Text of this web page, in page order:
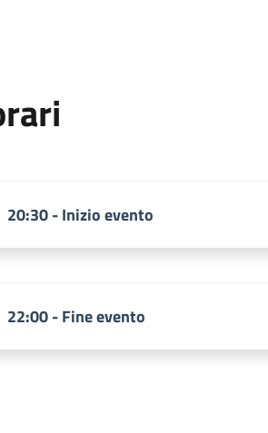
20:30 - Inizio evento
22:00 - Fine evento